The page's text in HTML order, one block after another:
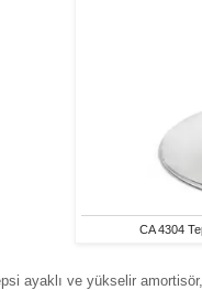
CA 4304
ayaklı ve yükselir